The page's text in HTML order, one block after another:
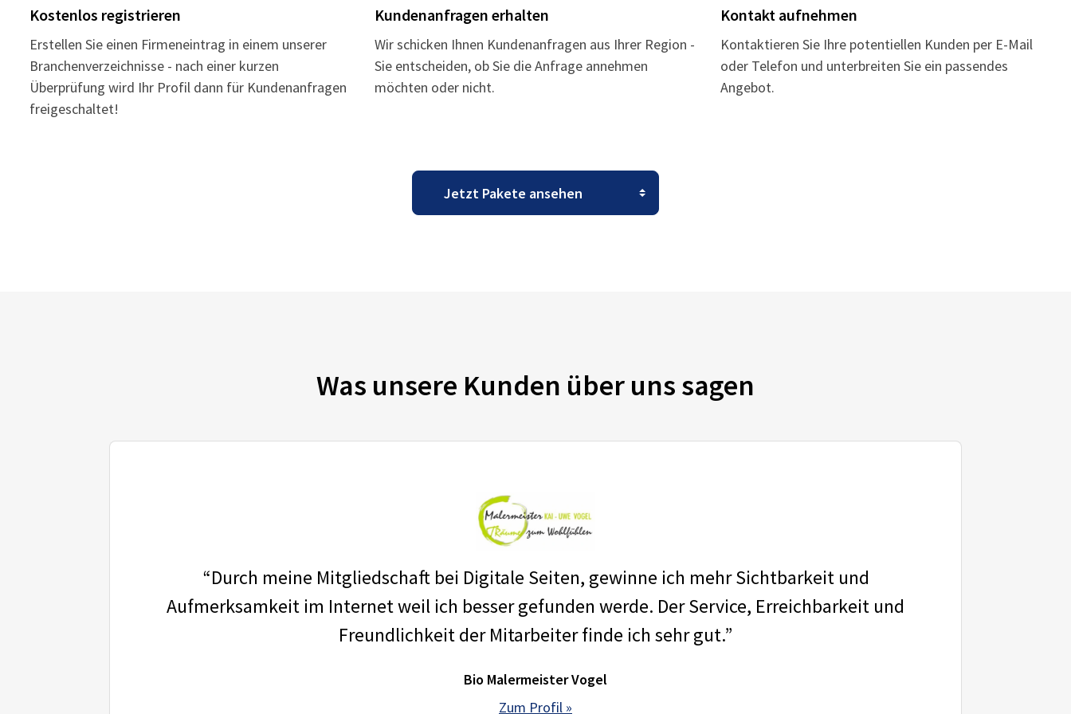
Kostenlos registrieren
Erstellen Sie einen Firmeneintrag in einem unserer
Branchenverzeichnisse - nach einer kurzen
Überprüfung wird Ihr Profil dann für Kundenanfragen
freigeschaltet!
Kundenanfragen erhalten
Wir schicken Ihnen Kundenanfragen aus Ihrer Region -
Sie entscheiden, ob Sie die Anfrage annehmen
möchten oder nicht.
Kontakt aufnehmen
Kontaktieren Sie Ihre potentiellen Kunden per E-Mail
oder Telefon und unterbreiten Sie ein passendes
Angebot.
Was unsere Kunden über uns sagen
“Durch meine Mitgliedschaft bei Digitale Seiten, gewinne ich mehr Sichtbarkeit und
Aufmerksamkeit im Internet weil ich besser gefunden werde. Der Service, Erreichbarkeit und
Freundlichkeit der Mitarbeiter finde ich sehr gut.”
Bio Malermeister Vogel
Zum Profil »